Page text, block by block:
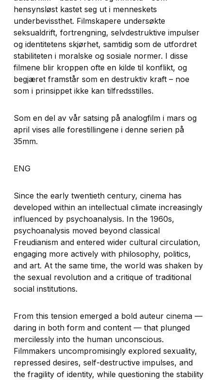
hensynsløst kastet seg ut i menneskets
underbevissthet. Filmskapere undersøkte
seksualdrift, fortrengning, selvdestruktive impulser
og identitetens skjørhet, samtidig som de utfordret
stabiliteten i moralske og sosiale normer. I disse
filmene blir kroppen ofte en kilde til konflikt, og
begjæret framstår som en destruktiv kraft – noe
som i prinsippet ikke kan tilfredsstilles.
Som en del av vår satsing på analogfilm i mars og
april vises alle forestillingene i denne serien på
35mm.
ENG
Since the early twentieth century, cinema has
developed within an intellectual climate increasingly
influenced by psychoanalysis. In the 1960s,
psychoanalysis moved beyond classical
Freudianism and entered wider cultural circulation,
engaging more actively with philosophy, politics,
and art. At the same time, the world was shaken by
the sexual revolution and a critique of traditional
social institutions.
From this tension emerged a bold auteur cinema —
daring in both form and content — that plunged
mercilessly into the human unconscious.
Filmmakers uncompromisingly explored sexuality,
repressed desires, self-destructive impulses, and
the fragility of identity, while questioning the stability